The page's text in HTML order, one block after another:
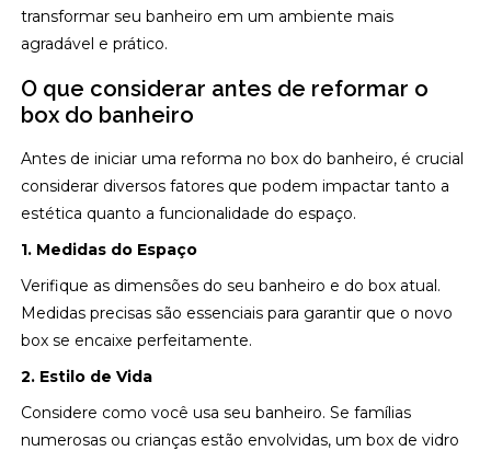
transformar seu banheiro em um ambiente mais
agradável e prático.
O que considerar antes de reformar o
box do banheiro
Antes de iniciar uma reforma no box do banheiro, é crucial
considerar diversos fatores que podem impactar tanto a
estética quanto a funcionalidade do espaço.
1. Medidas do Espaço
Verifique as dimensões do seu banheiro e do box atual.
Medidas precisas são essenciais para garantir que o novo
box se encaixe perfeitamente.
2. Estilo de Vida
Considere como você usa seu banheiro. Se famílias
numerosas ou crianças estão envolvidas, um box de vidro